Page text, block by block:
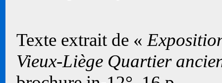
Texte extrait de «
Vieux-Liège Quartier